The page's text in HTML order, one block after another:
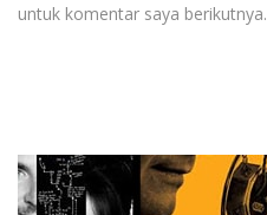
untuk komentar saya berikutnya.